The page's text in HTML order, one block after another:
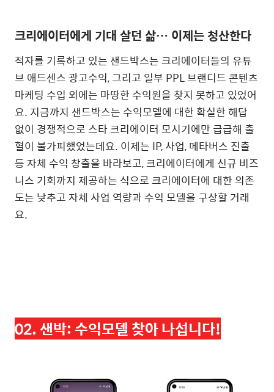
크리에이터에게 기대 살던 삶… 이제는 청산한다
적자를 기록하고 있는 샌드박스는 크리에이터들의 유튜
브 애드센스 광고수익, 그리고 일부 PPL 브랜디드 콘텐츠
마케팅 수입 외에는 마땅한 수익원을 찾지 못하고 있었어
요. 지금까지 샌드박스는 수익모델에 대한 확실한 해답
없이 경쟁적으로 스타 크리에이터 모시기에만 급급해 출
혈이 불가피했었는데요. 이제는 IP, 사업, 메타버스 진출
등 자체 수익 창출을 바라보고, 크리에이터에게 신규 비즈
니스 기회까지 제공하는 식으로 크리에이터에 대한 의존
도는 낮추고 자체 사업 역량과 수익 모델을 구상할 거래
요.
02. 샌박: 수익모델 찾아 나섭니다!